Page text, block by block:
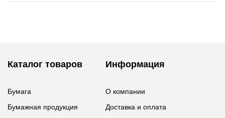
Каталог товаров
Бумага
Бумажная продукция
Информация
О компании
Доставка и оплата